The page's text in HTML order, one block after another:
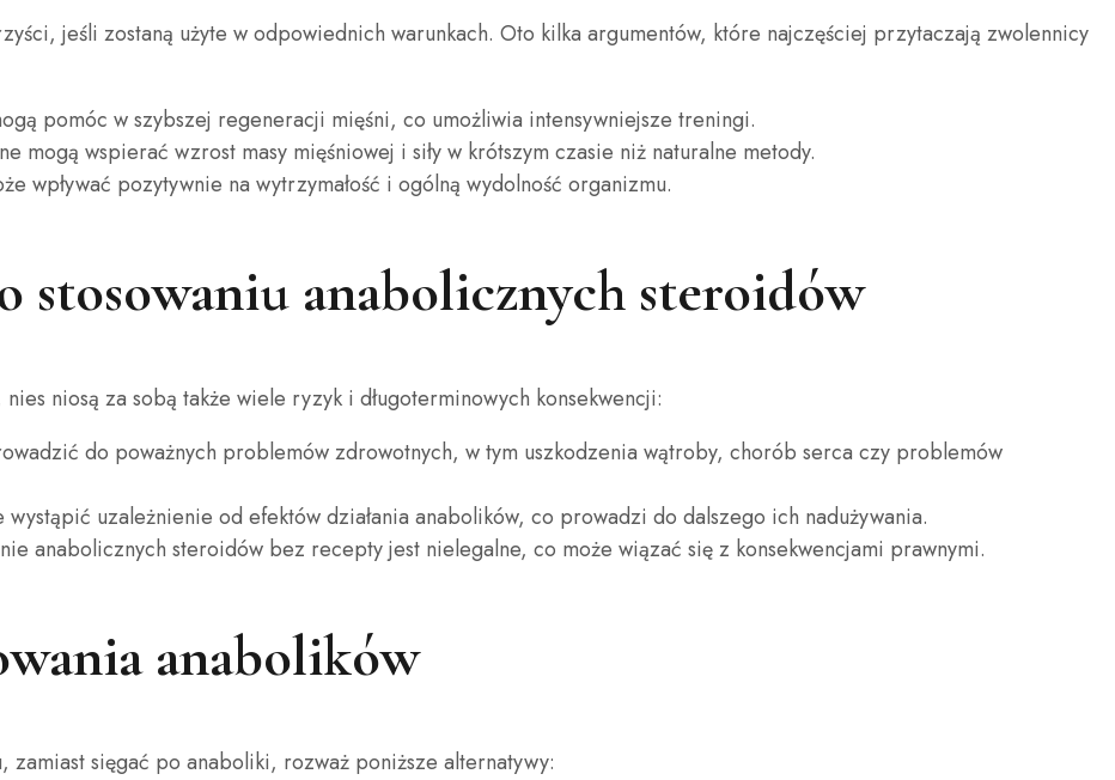
jeśli zostaną użyte w odpowiednich warunkach. Oto kilka argumentów, które najczęściej przytaczają zwolennicy
pomóc w szybszej regeneracji mięśni, co umożliwia intensywniejsze treningi.
mogą wspierać wzrost masy mięśniowej i siły w krótszym czasie niż naturalne metody.
wpływać pozytywnie na wytrzymałość i ogólną wydolność organizmu.
stosowaniu anabolicznych steroidów
niosą za sobą także wiele ryzyk i długoterminowych konsekwencji:
do poważnych problemów zdrowotnych, w tym uszkodzenia wątroby, chorób serca czy problemów
uzależnienie od efektów działania anabolików, co prowadzi do dalszego ich nadużywania.
anabolicznych steroidów bez recepty jest nielegalne, co może wiązać się z konsekwencjami prawnymi.
anabolików
sięgać po anaboliki, rozważ poniższe alternatywy: